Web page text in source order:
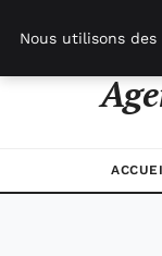
Nous utilisons